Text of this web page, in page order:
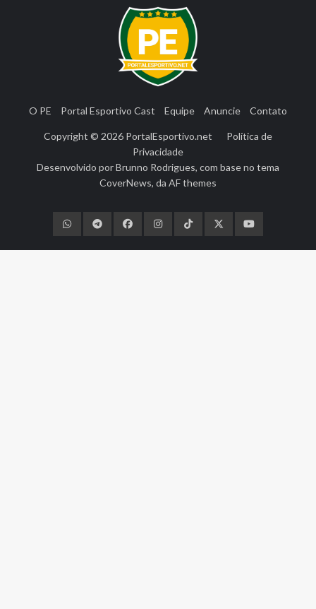
O PE Portal Esportivo Cast Equipe Anuncie Contato
Copyright © 2026 PortalEsportivo.net
Política de
Privacidade
Desenvolvido porBrunno Rodrigues, com base no tema
CoverNews, da AF themes